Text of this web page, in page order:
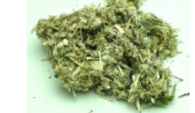
prix :
€4,00
à
€9,95
a
Les
options